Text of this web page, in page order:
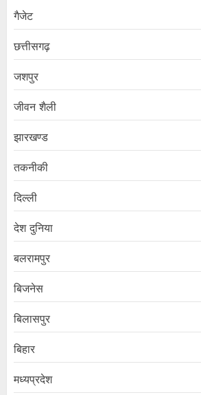
गैजेट
छत्तीसगढ़
जशपुर
जीवन शैली
झारखण्ड
तकनीकी
दिल्ली
देश दुनिया
बलरामपुर
बिजनेस
बिलासपुर
बिहार
मध्यप्रदेश